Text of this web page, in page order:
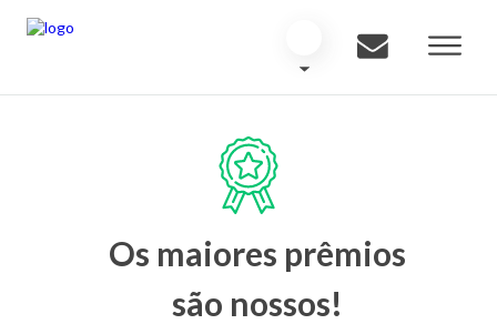
Os maiores prêmios
são nossos!